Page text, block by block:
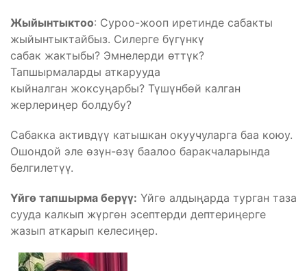
Жыйынтыктоо: Суроо-жооп иретинде сабакты
жыйынтыктайбыз. Силерге бүгүнкү
сабак жактыбы? Эмнелерди өттүк?
Тапшырмаларды аткарууда
кыйналган жоксуңарбы? Түшүнбөй калган
жерлериңер болдубу?
Сабакка активдүү катышкан окуучуларга баа коюу.
Ошондой эле өзүн-өзү баалоо баракчаларында
белгилетүү.
Үйгө тапшырма берүү: Үйгө алдыңарда турган таза
сууда калкып жүргөн эсептерди дептериңерге
жазып аткарып келесиңер.